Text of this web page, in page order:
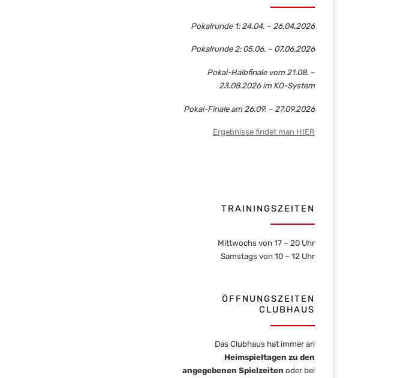
Pokalrunde 1: 24.04. – 26.04.2026
Pokalrunde 2: 05.06. – 07.06.2026
Pokal-Halbfinale vom 21.08. –
23.08.2026 im KO-System
Pokal-Finale am 26.09. – 27.09.2026
Ergebnisse findet man HIER
TRAININGSZEITEN
Mittwochs von 17 – 20 Uhr
Samstags von 10 – 12 Uhr
ÖFFNUNGSZEITEN
CLUBHAUS
Das Clubhaus hat immer an
Heimspieltagen zu den
angegebenen Spielzeiten oder bei